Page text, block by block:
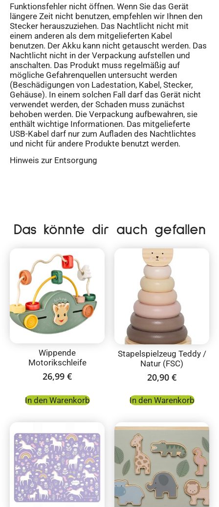
Funktionsfehler nicht öffnen. Wenn Sie das Gerät
längere Zeit nicht benutzen, empfehlen wir Ihnen den
Stecker herauszuziehen. Das Nachtlicht nicht mit
einem anderen als dem mitgelieferten Kabel
benutzen. Der Akku kann nicht getauscht werden. Das
Nachtlicht nicht in der Verpackung aufstellen und
anschalten. Das Produkt muss regelmäßig auf
mögliche Gefahrenquellen untersucht werden
(Beschädigungen von Ladestation, Kabel, Stecker,
Gehäuse). In einem solchen Fall darf das Gerät nicht
verwendet werden, der Schaden muss zunächst
behoben werden. Die Verpackung aufbewahren, sie
enthält wichtige Informationen. Das mitgelieferte
USB-Kabel darf nur zum Aufladen des Nachtlichtes
und nicht für andere Produkte benutzt werden.
Hinweis zur Entsorgung
Das könnte dir auch gefallen
Wippende
Motorikschleife
26,99 €
In den Warenkorb
Stapelspielzeug Teddy /
Natur (FSC)
20,90 €
In den Warenkorb